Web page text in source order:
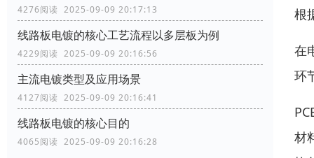
4276阅读 2025-09-09 20:17:13
线路板电镀的核心工艺流程以多层板为例
4229阅读 2025-09-09 20:16:56
主流电镀类型及应用场景
4127阅读 2025-09-09 20:16:41
线路板电镀的核心目的
4065阅读 2025-09-09 20:16:28
根
在
环
材